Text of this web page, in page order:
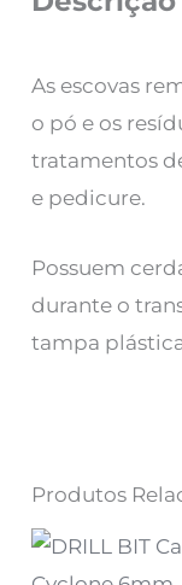
As escovas
o pó e os
tratamentos
e pedicure.
Possuem
durante o
tampa
Produtos